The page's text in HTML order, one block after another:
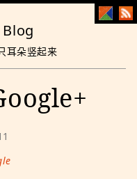
耳朵竖起来